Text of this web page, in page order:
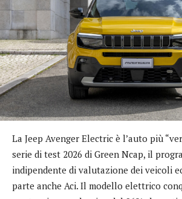
La Jeep Avenger Electric è l’auto più
serie di test 2026 di Green Ncap, il
indipendente di valutazione dei veicoli
parte anche Aci. Il modello elettrico